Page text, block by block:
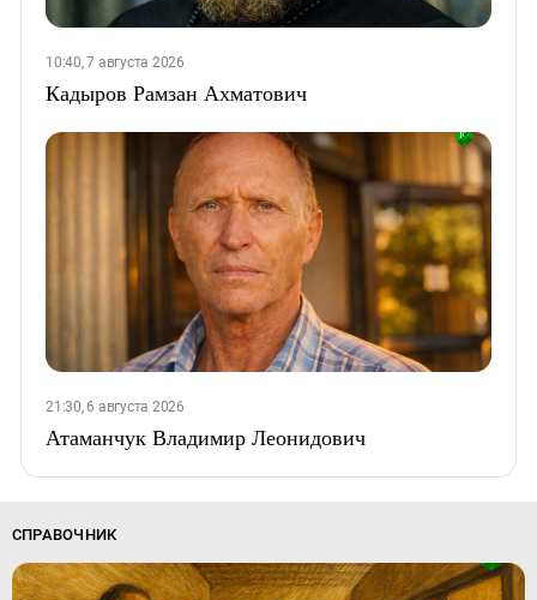
10:40, 7 августа 2026
Кадыров Рамзан Ахматович
21:30, 6 августа 2026
Атаманчук Владимир Леонидович
СПРАВОЧНИК